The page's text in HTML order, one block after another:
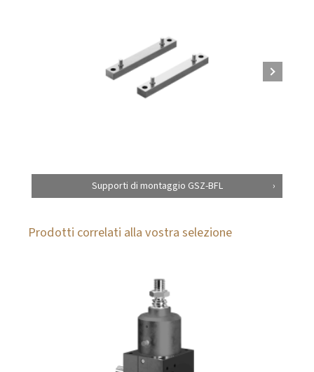
Supporti di montaggio GSZ-BFL
Prodotti correlati alla vostra selezione